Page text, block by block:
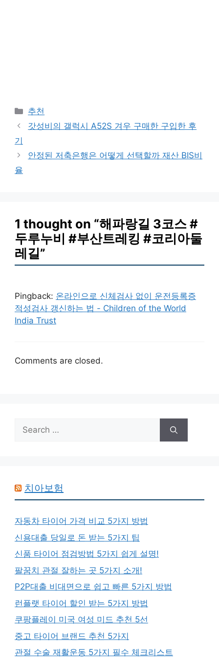
Categories
추천
갓성비의 갤럭시 A52S 겨우 구매한 구입한 후
기
안정된 저축은행은 어떻게 선택할까 재산 BIS비
율
1 thought on “해파랑길 3코스 #
두루누비 #부산트레킹 #코리아둘
레길”
Pingback: 온라인으로 신체검사 없이 운전등록증
적성검사 갱신하는 법 - Children of the World
India Trust
Comments are closed.
Search
for:
치아보험
자동차 타이어 가격 비교 5가지 방법
신용대출 당일로 돈 받는 5가지 팁
신품 타이어 점검방법 5가지 쉽게 설명!
팔꿈치 관절 잘하는 곳 5가지 소개!
P2P대출 비대면으로 쉽고 빠른 5가지 방법
런플랫 타이어 할인 받는 5가지 방법
쿠팡플레이 미국 여성 미드 추천 5선
중고 타이어 브랜드 추천 5가지
관절 수술 재활운동 5가지 필수 체크리스트